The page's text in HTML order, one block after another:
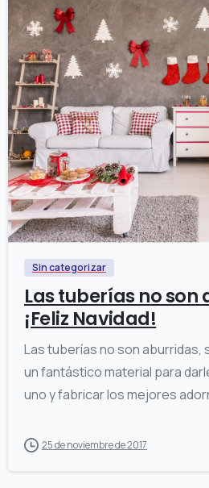
Sin categorizar
Las tuberías no son
¡Feliz Navidad!
Las tuberías no son aburridas,
un fantástico material para
uno y fabricar los mejores
25 de noviembre de 2017